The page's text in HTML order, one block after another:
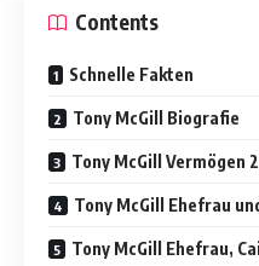
Contents
Schnelle Fakten
Tony McGill Biografie
Tony McGill Vermögen
Tony McGill Ehefrau
Tony McGill Ehefrau,